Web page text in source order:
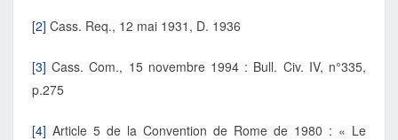
[2] Cass. Req., 12 mai 1931, D. 1936
[3] Cass. Com., 15 novembre 1994 : Bull. Civ. IV, n°335,
p.275
[4] Article 5 de la Convention de Rome de 1980 : « Le